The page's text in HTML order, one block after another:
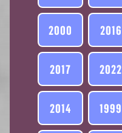
2000 2016
2017 2022
2014 1999